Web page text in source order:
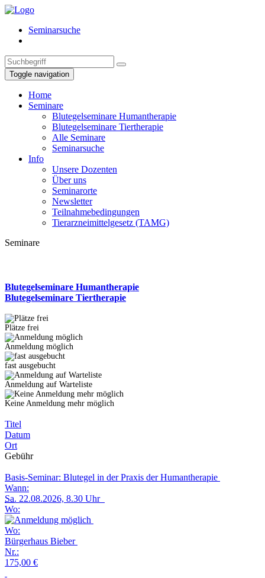
Seminarsuche
Toggle navigation
Home
Seminare
Blutegelseminare Humantherapie
Blutegelseminare Tiertherapie
Alle Seminare
Seminarsuche
Info
Unsere Dozenten
Über uns
Seminarorte
Newsletter
Teilnahmebedingungen
Tierarzneimittelgesetz (TAMG)
Seminare
Blutegelseminare Humantherapie
Blutegelseminare Tiertherapie
Plätze frei
Anmeldung möglich
fast ausgebucht
Anmeldung auf Warteliste
Keine Anmeldung mehr möglich
Titel
Datum
Ort
Gebühr
Basis-Seminar: Blutegel in der Praxis der Humantherapie
Wann:
Sa. 22.08.2026, 8.30 Uhr
Wo:
Wo:
Bürgerhaus Bieber
Nr.:
175,00 €